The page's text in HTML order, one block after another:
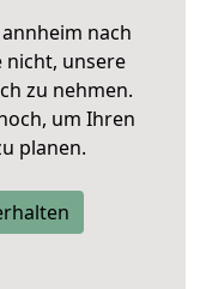
nach
nicht, unsere
zu nehmen.
um Ihren
planen.